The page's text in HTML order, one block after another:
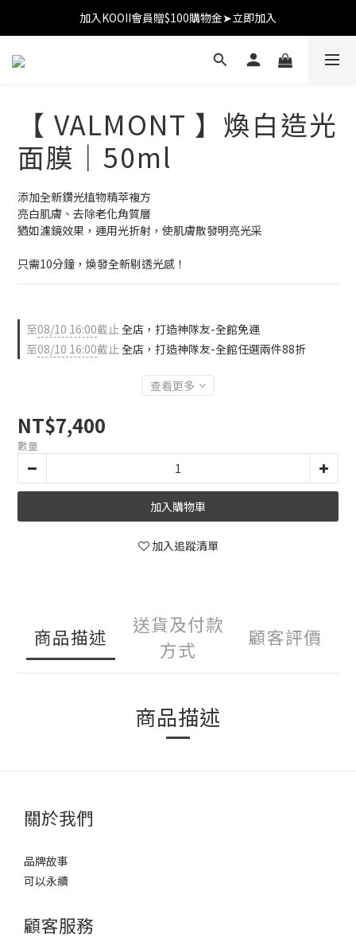
加入KOOII會員贈$100購物金➤立即加入
加入KOOII會員贈$100購物金➤立即加入
全館$3,000免運
【 VALMONT 】煥白造光
面膜｜50ml
添加全新鑽光植物精萃複方
亮白肌膚、去除老化角質層
猶如濾鏡效果，運用光折射，使肌膚散發明亮光采
只需10分鐘，煥發全新剔透光感！
至08/10 16:00截止全店，打造神隊友-全館免運
至08/10 16:00截止全店，打造神隊友-全館任選兩件88折
查看更多
NT$7,400
數量
加入購物車
加入追蹤清單
商品描述
送貨及付款
方式
顧客評價
商品描述
關於我們
品牌故事
可以永續
顧客服務